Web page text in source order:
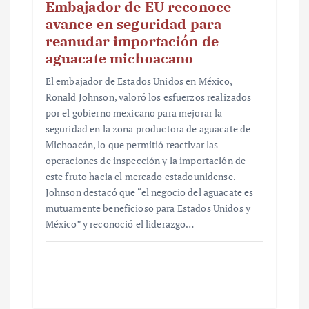
Embajador de EU reconoce
avance en seguridad para
reanudar importación de
aguacate michoacano
El embajador de Estados Unidos en México,
Ronald Johnson, valoró los esfuerzos realizados
por el gobierno mexicano para mejorar la
seguridad en la zona productora de aguacate de
Michoacán, lo que permitió reactivar las
operaciones de inspección y la importación de
este fruto hacia el mercado estadounidense.
Johnson destacó que “el negocio del aguacate es
mutuamente beneficioso para Estados Unidos y
México” y reconoció el liderazgo…